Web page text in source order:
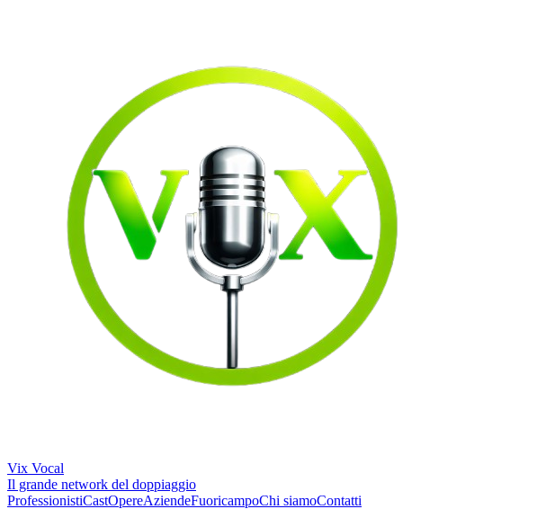
Vix Vocal
Il grande network del doppiaggio
ProfessionistiCastOpereAziendeFuoricampoChi siamoContatti